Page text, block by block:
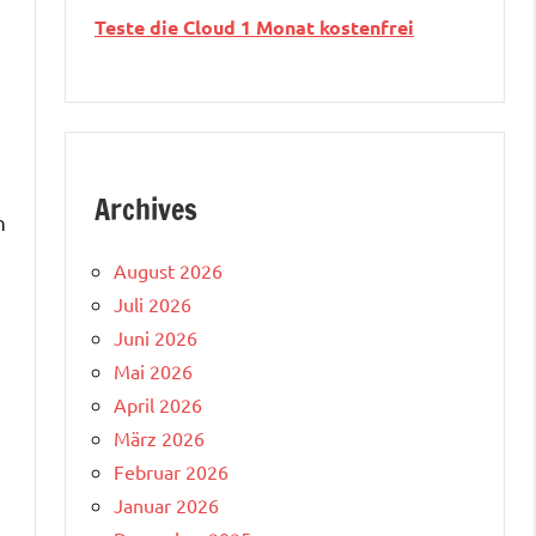
Teste die Cloud 1 Monat kostenfrei
Archives
August 2026
Juli 2026
Juni 2026
Mai 2026
April 2026
März 2026
Februar 2026
Januar 2026